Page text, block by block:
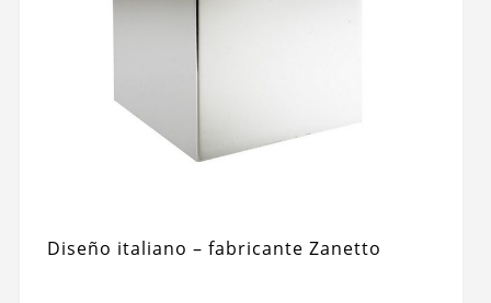
Diseño italiano – fabricante Zanetto